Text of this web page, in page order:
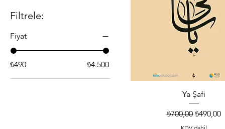
Filtrele:
Fiyat
₺490 ₺4.500
Ya Şafi
Normal Fiyat
₺700,00 İndirimli
₺490,00